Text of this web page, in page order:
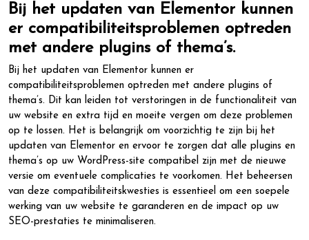
Bij het updaten van Elementor kunnen
er compatibiliteitsproblemen optreden
met andere plugins of thema’s.
Bij het updaten van Elementor kunnen er
compatibiliteitsproblemen optreden met andere plugins of
thema’s. Dit kan leiden tot verstoringen in de functionaliteit van
uw website en extra tijd en moeite vergen om deze problemen
op te lossen. Het is belangrijk om voorzichtig te zijn bij het
updaten van Elementor en ervoor te zorgen dat alle plugins en
thema’s op uw WordPress-site compatibel zijn met de nieuwe
versie om eventuele complicaties te voorkomen. Het beheersen
van deze compatibiliteitskwesties is essentieel om een soepele
werking van uw website te garanderen en de impact op uw
SEO-prestaties te minimaliseren.